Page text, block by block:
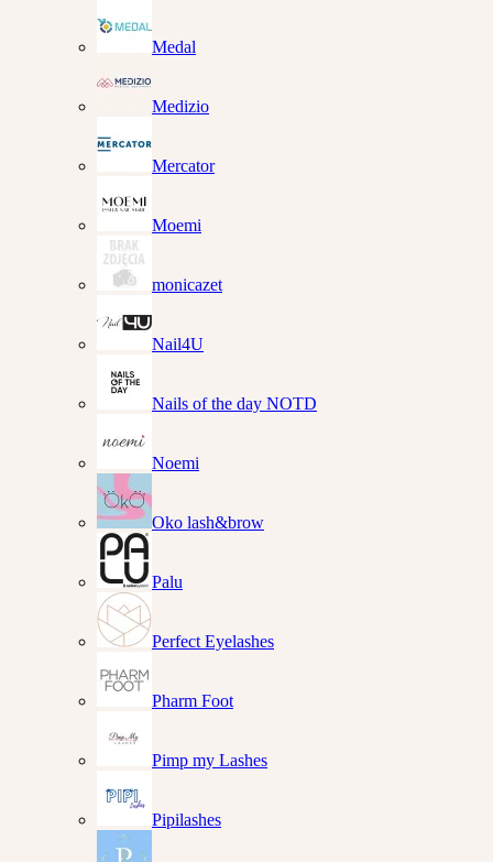
Medal
Medizio
Mercator
Moemi
monicazet
Nail4U
Nails of the day NOTD
Noemi
Oko lash&brow
Palu
Perfect Eyelashes
Pharm Foot
Pimp my Lashes
Pipilashes